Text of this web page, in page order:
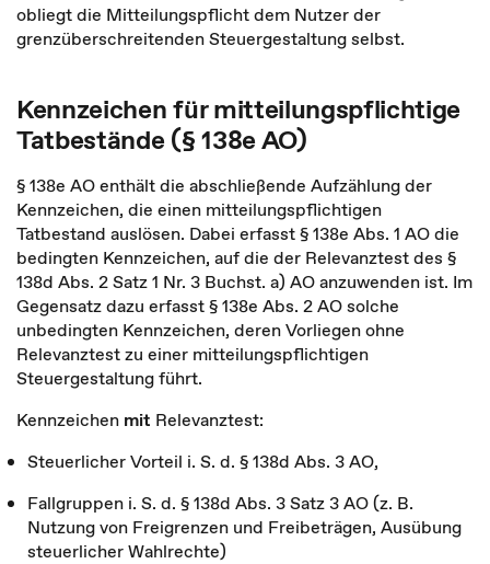
obliegt die Mitteilungspflicht dem Nutzer der
grenzüberschreitenden Steuergestaltung selbst.
Kennzeichen für mitteilungspflichtige
Tatbestände (§ 138e AO)
§ 138e AO enthält die abschließende Aufzählung der
Kennzeichen, die einen mitteilungspflichtigen
Tatbestand auslösen. Dabei erfasst § 138e Abs. 1 AO die
bedingten Kennzeichen, auf die der Relevanztest des §
138d Abs. 2 Satz 1 Nr. 3 Buchst. a) AO anzuwenden ist. Im
Gegensatz dazu erfasst § 138e Abs. 2 AO solche
unbedingten Kennzeichen, deren Vorliegen ohne
Relevanztest zu einer mitteilungspflichtigen
Steuergestaltung führt.
Kennzeichen mit Relevanztest:
Steuerlicher Vorteil i. S. d. § 138d Abs. 3 AO,
Fallgruppen i. S. d. § 138d Abs. 3 Satz 3 AO (z. B.
Nutzung von Freigrenzen und Freibeträgen, Ausübung
steuerlicher Wahlrechte)